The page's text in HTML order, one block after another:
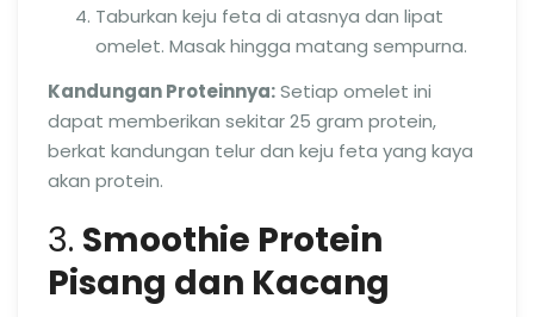
Taburkan keju feta di atasnya dan lipat
omelet. Masak hingga matang sempurna.
Kandungan Proteinnya:Setiap omelet ini
dapat memberikan sekitar 25 gram protein,
berkat kandungan telur dan keju feta yang kaya
akan protein.
3. Smoothie Protein
Pisang dan Kacang